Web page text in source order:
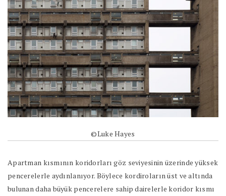
©Luke Hayes
Apartman kısmının koridorları göz seviyesinin üzerinde yüksek
pencerelerle aydınlanıyor. Böylece kordiroların üst ve altında
bulunan daha büyük pencerelere sahip dairelerle koridor kısmı